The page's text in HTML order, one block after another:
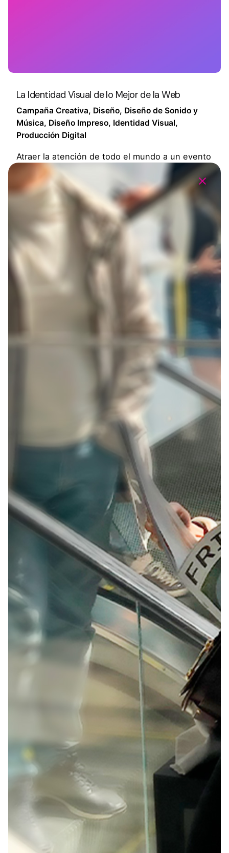
La Identidad Visual de lo Mejor de la Web
Campaña Creativa Diseño Diseño de Sonido y
Música Diseño Impreso Identidad Visual
Producción Digital
Atraer la atención de todo el mundo a un evento
digital único. Desafío: Como líder en innovación
digital, Adobe quería causar sensación entre la
comunidad…
Revolucionando la Imagen de Stock a Nivel
Campaña Creativa Diseño
Diseño de Sonido y
Música Estrategia Producción Digital
Talento y
Colaboraciones
Desafío: Cuando Adobe adquirió el banco de
imágenes Fotolia y se preparó para lanzar Adobe
Stock, necesitaba una forma de mantener a los